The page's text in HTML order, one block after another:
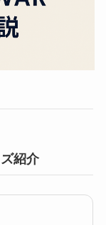
紹介